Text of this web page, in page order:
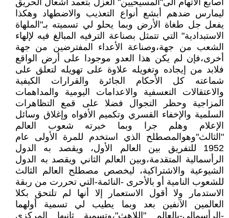
أصابع الاتهام الى"المسيحيين" العزل بتعمد اشعال الحريق
ليمارس ضدهم أبشع أنواع التعذيب والاضطهاد وهكذا
يفعل جل طغاة الأرض وبما يحلو لي تسميته بـ"الملهاة
الاستبدادية" التي تتمثل بصناعة الترفيه المبالغ فيه لإلهاء
الشعب من جهة،وصناعة الأعداء المفترضين من جهة
أخرى،فإن لم يكن هذا العدو موجودا على أرض الواقع
فلابد من إيجاده وتغويله علاوة على تهويله لتعلق على
شماعته كل الأحكام الجائرة والقرارات الكيفية
والاعتقالات التعسفية والاعدامات اليومية والمداهمات
المزاجية وحظر التجوال فضلا على قمع التظاهرات
السلمية والإخفاء القسري وتكميم الأفواه وإغلاق وسائل
الإعلام وهلم جرا وبما خبرته شعوب العالم
"الثالث"وهوالمصطلح الذي استخدم للمرة الأولى عام
1952 للتفريق بين العالم الأول، ويقصد به الدول
الرأسمالية المتقدمة،وبين العالم الثاني ويقصد به الدول
الشيوعية والاشتراكية، ليخصص مصطلح العالم الثالث
للشعوب النامية أو بالأحرى -النائمة-التي تحررت من ربقة
الاستدمار ولا أقول الاستعمار إلا أنها لم تلتحق بكلا
العالمين الآنفين بعد وبما يطيب لي تسمية أولهما
-الرأسمالي-بالعالم "اللاهث"،وتسمية ثانيها المركزي